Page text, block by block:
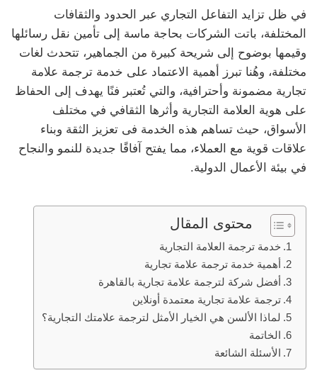
في ظل تزايد التفاعل التجاري عبر الحدود والثقافات
المختلفة، باتت الشركات بحاجة ماسة إلى تأمين نقل رسائلها
وقيمها بوضوح إلى شريحة كبيرة من الجماهير، تتحدث لغات
مختلفة، وهُنا تبرز أهمية الاعتماد على خدمة ترجمة علامة
تجارية مضمونة وأحترافية، والتي تُعتبر فنًا يهدف إلى الحفاظ
على هوية العلامة التجارية وأثرها الثقافي في مختلف
الأسواق، حيث تساهم هذه الخدمة فى تعزيز الثقة وبناء
علاقات قوية مع العملاء، مما يفتح آفاقًا جديدة للنمو والنجاح
في بيئة الأعمال الدولية.
محتوى المقال
خدمة ترجمة العلامة التجارية
أهمية خدمة ترجمة علامة تجارية
أفضل شركة لترجمة علامة تجارية بالقاهرة
ترجمة علامة تجارية معتمدة أونلاين
لماذا الألسن هي الخيار الأمثل لترجمة علامتك التجارية؟
الخاتمة
الأسئلة الشائعة